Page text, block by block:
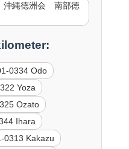
沖縄徳洲会 南部徳
0334 Odo
Yoza
Ozato
Ihara
0313 Kakazu